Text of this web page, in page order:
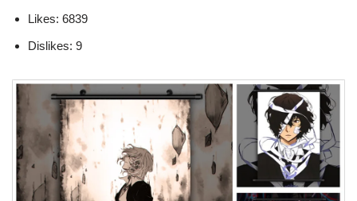
Likes: 6839
Dislikes: 9